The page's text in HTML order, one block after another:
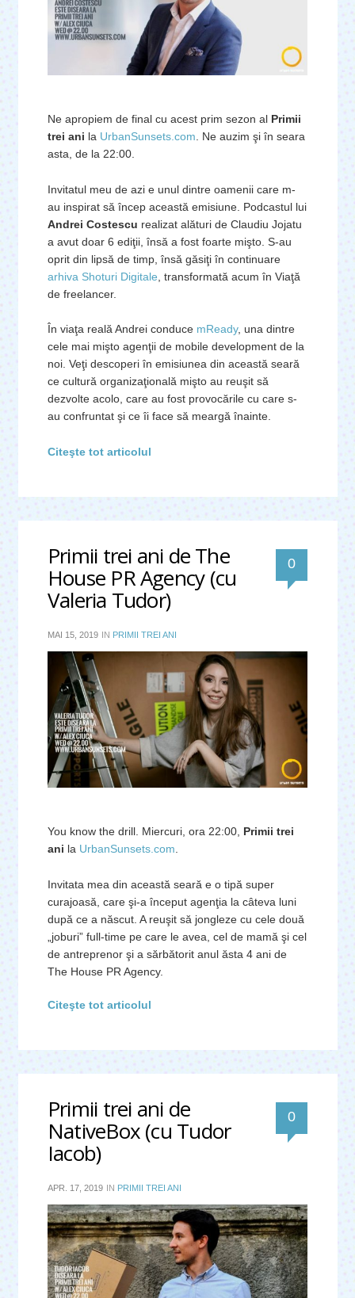
Ne apropiem de final cu acest prim sezon al
Primii
trei ani la UrbanSunsets.com. Ne auzim şi în seara
asta, de la 22:00.
Invitatul meu de azi e unul dintre oamenii care m-
au inspirat să încep această emisiune. Podcastul lui
Andrei Costescu realizat alături de Claudiu Jojatu
a avut doar 6 ediţii, însă a fost foarte mişto. S-au
oprit din lipsă de timp, însă găsiţi în continuare
arhiva Shoturi Digitale , transformată acum în Viaţă
de freelancer.
În viaţa reală Andrei conduce mReady, una dintre
cele mai mişto agenţii de mobile development de la
noi. Veţi descoperi în emisiunea din această seară
ce cultură organizaţională mişto au reuşit să
dezvolte acolo, care au fost provocările cu care s-
au confruntat şi ce îi face să meargă înainte.
Citeşte tot articolul
Primii trei ani de The
House PR Agency (cu
Valeria Tudor)
0
MAI 15, 2019 IN PRIMII TREI ANI
You know the drill. Miercuri, ora 22:00, Primii trei
ani la UrbanSunsets.com.
Invitata mea din această seară e o tipă super
curajoasă, care şi-a început agenţia la câteva luni
după ce a născut. A reuşit să jongleze cu cele două
„joburi” full-time pe care le avea, cel de mamă şi cel
de antreprenor şi a sărbătorit anul ăsta 4 ani de
The House PR Agency.
Citeşte tot articolul
Primii trei ani de
NativeBox (cu Tudor
Iacob)
0
APR. 17, 2019 IN PRIMII TREI ANI